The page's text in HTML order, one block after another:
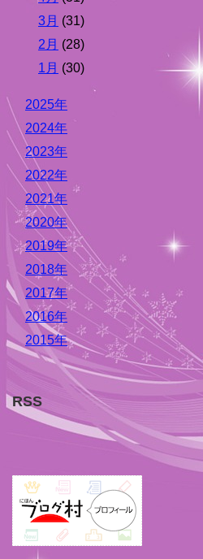
3月 (31)
2月 (28)
1月 (30)
2025年
2024年
2023年
2022年
2021年
2020年
2019年
2018年
2017年
2016年
2015年
RSS